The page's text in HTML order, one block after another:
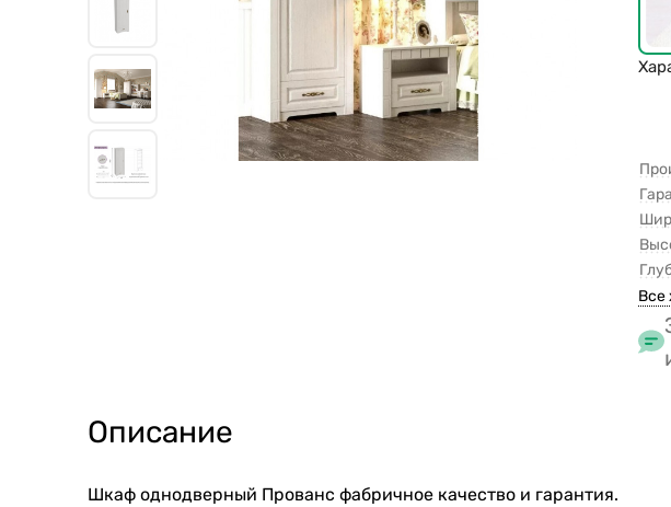
Все
Описание
Шкаф однодверный Прованс фабричное качество и гарантия.